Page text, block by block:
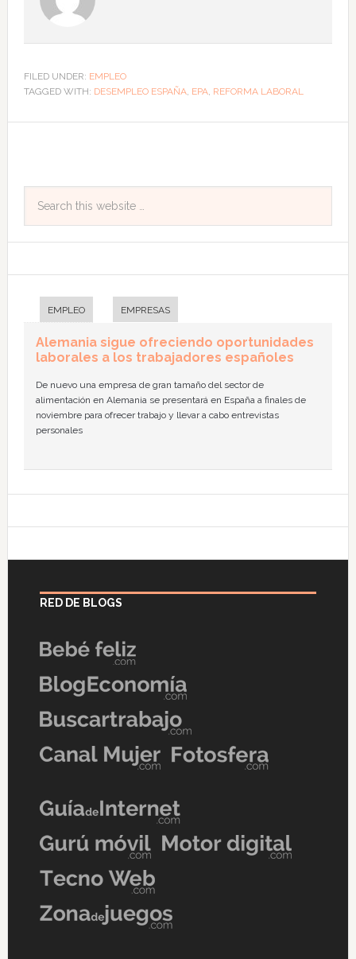
FILED UNDER: EMPLEO
TAGGED WITH: DESEMPLEO ESPAÑA, EPA, REFORMA LABORAL
EMPLEO EMPRESAS
Alemania sigue ofreciendo oportunidades
laborales a los trabajadores españoles
De nuevo una empresa de gran tamaño del sector de
alimentación en Alemania se presentará en España a finales de
noviembre para ofrecer trabajo y llevar a cabo entrevistas
personales
RED DE BLOGS